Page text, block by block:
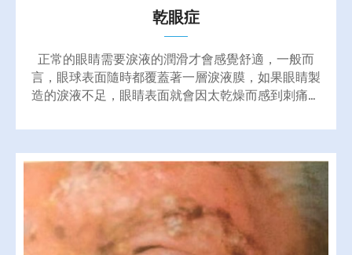
乾眼症
正常的眼睛需要淚液的潤滑才會感覺舒適，一般而
言，眼球表面隨時都覆蓋著一層淚液膜，如果眼睛製
造的淚液不足，眼睛表面就會因太乾燥而感到刺痛、